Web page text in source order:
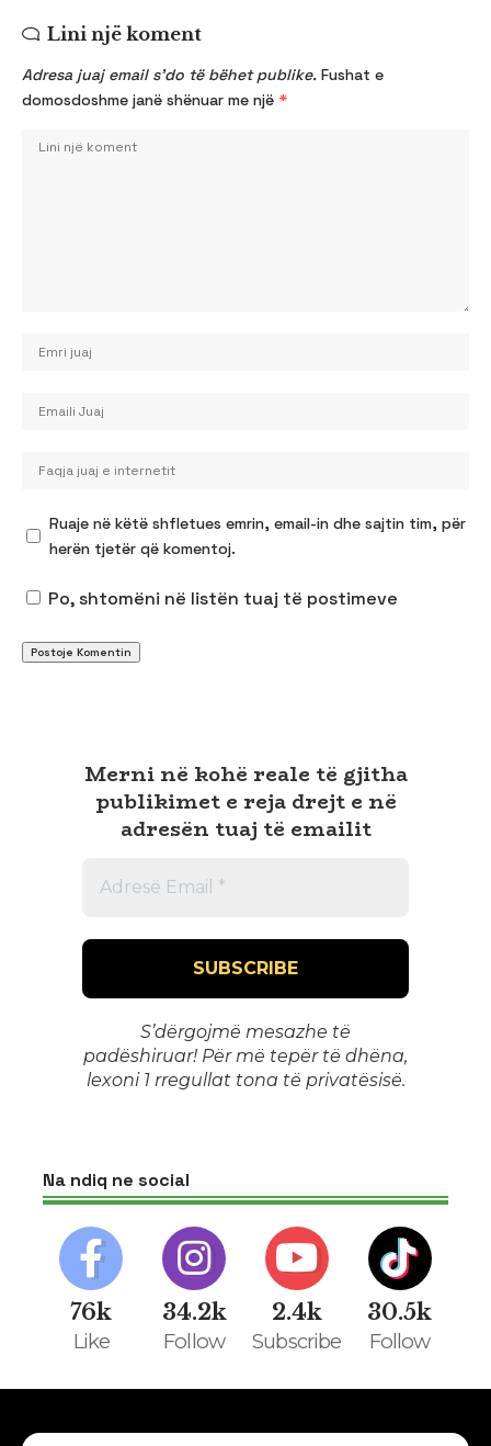
Lini një koment
Adresa juaj email s’do të bëhet publike. Fushat e
domosdoshme janë shënuar me një *
Ruaje në këtë shfletues emrin, email-in dhe sajtin tim, për
herën tjetër që komentoj.
Po, shtomëni në listën tuaj të postimeve
Merni në kohë reale të gjitha
publikimet e reja drejt e në
adresën tuaj të emailit
S’dërgojmë mesazhe të
padëshiruar! Për më tepër të dhëna,
lexoni 1 rregullat tona të privatësisë.
Na ndiq ne social
76k
Like
34.2k
Follow
2.4k
Subscribe
30.5k
Follow